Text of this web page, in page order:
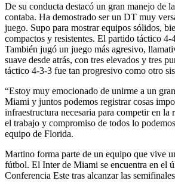
De su conducta destacó un gran manejo de
contaba. Ha demostrado ser un DT muy
juego. Supo para mostrar equipos sólidos,
compactos y resistentes. El partido táctico 4-
También jugó un juego más agresivo,
suave desde atrás, con tres elevados y tres
táctico 4-3-3 fue tan progresivo como otro
“Estoy muy emocionado de unirme a un
Miami y juntos podemos registrar cosas
infraestructura necesaria para competir en la
el trabajo y compromiso de todos lo
equipo de Florida.
Martino forma parte de un equipo que vive
fútbol. El Inter de Miami se encuentra en el
Conferencia Este tras alcanzar las